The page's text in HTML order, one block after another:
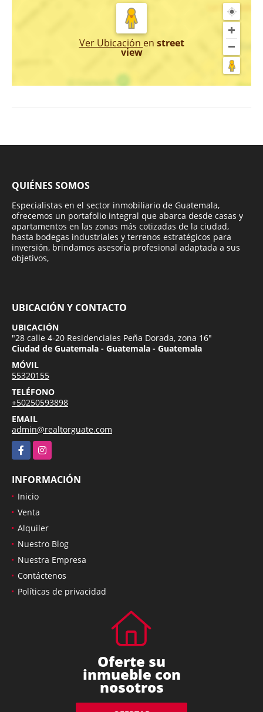
Ver Ubicación en street
view
QUIÉNES SOMOS
Especialistas en el sector inmobiliario de Guatemala,
ofrecemos un portafolio integral que abarca desde casas y
apartamentos en las zonas más cotizadas de la ciudad,
hasta bodegas industriales y terrenos estratégicos para
inversión, brindamos asesoría profesional adaptada a sus
objetivos,
UBICACIÓN Y CONTACTO
UBICACIÓN
"28 calle 4-20 Residenciales Peña Dorada, zona 16"
Ciudad de Guatemala - Guatemala - Guatemala
MÓVIL
55320155
TELÉFONO
+50250593898
EMAIL
admin@realtorguate.com
FacebookInstagram
INFORMACIÓN
Inicio
Venta
Alquiler
Nuestro Blog
Nuestra Empresa
Contáctenos
Políticas de privacidad
Oferte su
inmueble con
nosotros